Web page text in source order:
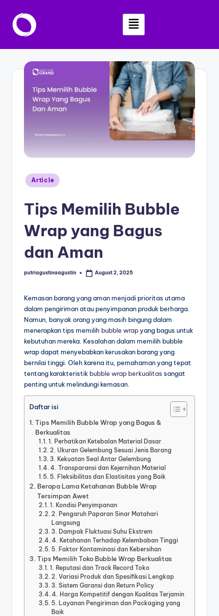
Skip
Article
Tips Memilih Bubble
Wrap yang Bagus
dan Aman
putriagustinaagustin August 2, 2025
Kemasan barang yang aman menjadi prioritas utama
dalam pengiriman atau penyimpanan produk berharga.
Namun, banyak orang yang masih bingung dalam
menerapkan tips memilih bubble wrapyang bagus untuk
kebutuhan mereka. Kesalahan dalam memilih bubble
wrap dapat menyebabkan kerusakan barang yang
bernilai tinggi. Oleh karena itu, pemahaman yang tepat
tentang karakteristik bubble wrap berkualitas sangat
penting untuk melindungi kemasan.
Daftar isi
Tips Memilih Bubble Wrap yang Bagus &
Berkualitas
1. Perhatikan Ketebalan Material Dasar
2. Ukuran Gelembung Sesuai Jenis Barang
3. Kekuatan Seal Antar Gelembung
4. Transparansi dan Kejernihan Material
5. Fleksibilitas dan Elastisitas yang Baik
Berapa Lama Ketahanan Bubble Wrap
Tersimpan Awet
1. Kondisi Penyimpanan
2. Pengaruh Paparan Sinar Matahari
Langsung
3. Dampak Fluktuasi Suhu Ekstrem
4. Ketahanan Terhadap Kelembaban Tinggi
5. Faktor Kontaminasi dan Kebersihan
Tips Memilih Toko Bubble Wrap Berkualitas
1. Reputasi dan Track Record Toko
2. Variasi Produk dan Spesifikasi Lengkap
3. Sistem Garansi dan Return Policy
4. Harga Kompetitif dengan Kualitas Terjamin
5. Layanan Pengiriman dan Packaging yang
Baik